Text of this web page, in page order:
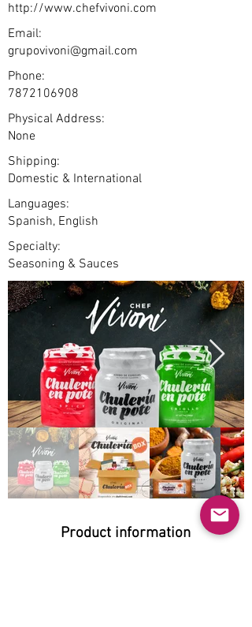
http://www.chefvivoni.com
Email:
grupovivoni@gmail.com
Phone:
7872106908
Physical Address:
None
Shipping:
Domestic & International
Languages:
Spanish, English
Specialty:
Seasoning & Sauces
Product information